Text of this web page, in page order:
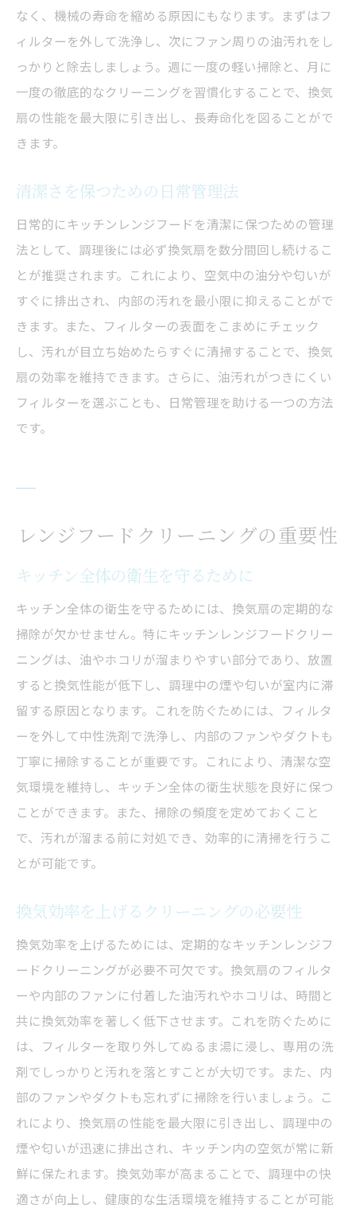
なく、機械の寿命を縮める原因にもなります。まずはフ
ィルターを外して洗浄し、次にファン周りの油汚れをし
っかりと除去しましょう。週に一度の軽い掃除と、月に
一度の徹底的なクリーニングを習慣化することで、換気
扇の性能を最大限に引き出し、長寿命化を図ることがで
きます。
清潔さを保つための日常管理法
日常的にキッチンレンジフードを清潔に保つための管理
法として、調理後には必ず換気扇を数分間回し続けるこ
とが推奨されます。これにより、空気中の油分や匂いが
すぐに排出され、内部の汚れを最小限に抑えることがで
きます。また、フィルターの表面をこまめにチェック
し、汚れが目立ち始めたらすぐに清掃することで、換気
扇の効率を維持できます。さらに、油汚れがつきにくい
フィルターを選ぶことも、日常管理を助ける一つの方法
です。
レンジフードクリーニングの重要性
キッチン全体の衛生を守るために
キッチン全体の衛生を守るためには、換気扇の定期的な
掃除が欠かせません。特にキッチンレンジフードクリー
ニングは、油やホコリが溜まりやすい部分であり、放置
すると換気性能が低下し、調理中の煙や匂いが室内に滞
留する原因となります。これを防ぐためには、フィルタ
ーを外して中性洗剤で洗浄し、内部のファンやダクトも
丁寧に掃除することが重要です。これにより、清潔な空
気環境を維持し、キッチン全体の衛生状態を良好に保つ
ことができます。また、掃除の頻度を定めておくこと
で、汚れが溜まる前に対処でき、効率的に清掃を行うこ
とが可能です。
換気効率を上げるクリーニングの必要性
換気効率を上げるためには、定期的なキッチンレンジフ
ードクリーニングが必要不可欠です。換気扇のフィルタ
ーや内部のファンに付着した油汚れやホコリは、時間と
共に換気効率を著しく低下させます。これを防ぐために
は、フィルターを取り外してぬるま湯に浸し、専用の洗
剤でしっかりと汚れを落とすことが大切です。また、内
部のファンやダクトも忘れずに掃除を行いましょう。こ
れにより、換気扇の性能を最大限に引き出し、調理中の
煙や匂いが迅速に排出され、キッチン内の空気が常に新
鮮に保たれます。換気効率が高まることで、調理中の快
適さが向上し、健康的な生活環境を維持することが可能